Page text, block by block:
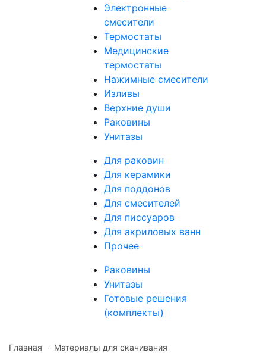
Электронные
смесители
Термостаты
Медицинские
термостаты
Нажимные смесители
Изливы
Верхние души
Раковины
Унитазы
Для раковин
Для керамики
Для поддонов
Для смесителей
Для писсуаров
Для акриловых ванн
Прочее
Раковины
Унитазы
Готовые решения
(комплекты)
Главная · Материалы для скачивания